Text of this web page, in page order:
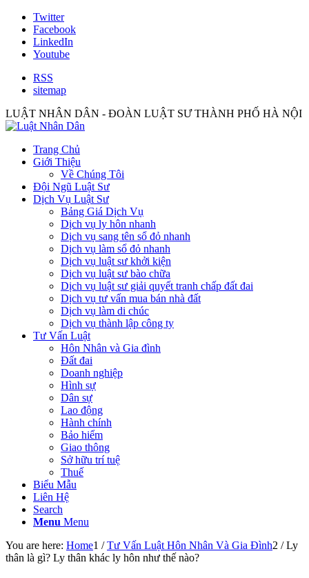
Twitter
Facebook
LinkedIn
Youtube
RSS
sitemap
LUẬT NHÂN DÂN - ĐOÀN LUẬT SƯ THÀNH PHỐ HÀ NỘI
Trang Chủ
Giới Thiệu
Về Chúng Tôi
Đội Ngũ Luật Sư
Dịch Vụ Luật Sư
Bảng Giá Dịch Vụ
Dịch vụ ly hôn nhanh
Dịch vụ sang tên sổ đỏ nhanh
Dịch vụ làm sổ đỏ nhanh
Dịch vụ luật sư khởi kiện
Dịch vụ luật sư bào chữa
Dịch vụ luật sư giải quyết tranh chấp đất đai
Dịch vụ tư vấn mua bán nhà đất
Dịch vụ làm di chúc
Dịch vụ thành lập công ty
Tư Vấn Luật
Hôn Nhân và Gia đình
Đất đai
Doanh nghiệp
Hình sự
Dân sự
Lao động
Hành chính
Bảo hiểm
Giao thông
Sở hữu trí tuệ
Thuế
Biểu Mẫu
Liên Hệ
Search
Menu Menu
You are here: Home1 / Tư Vấn Luật Hôn Nhân Và Gia Đình2 / Ly
thân là gì? Ly thân khác ly hôn như thế nào?